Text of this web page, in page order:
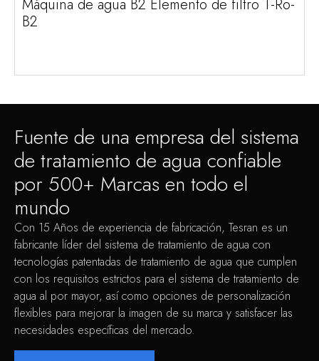
Máquina de agua B2 Elemento de filtro T-Ro-
B2
Fuente de una empresa del sistema
de tratamiento de agua confiable
por 500+ Marcas en todo el
mundo
Con 15 Años de experiencia de fabricación, Tesran es un
fabricante líder del sistema de tratamiento de agua con
tecnologías patentadas de tratamiento de agua que cumplen
con los requisitos estrictos para el sistema de tratamiento de
agua al por mayor, así como opciones de personalización
flexibles para mejorar la imagen de su marca y satisfacer las
necesidades específicas del mercado.